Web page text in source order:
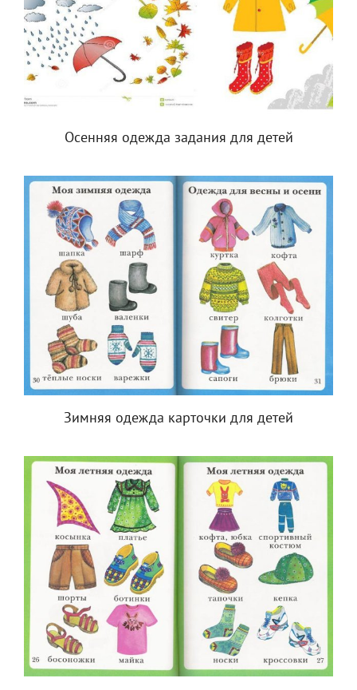
Осенняя одежда задания для детей
Зимняя одежда карточки для детей